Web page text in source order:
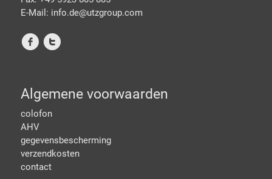
E-Mail: info.de@utzgroup.com
f t
Algemene voorwaarden
colofon
AHV
gegevensbescherming
verzendkosten
contact